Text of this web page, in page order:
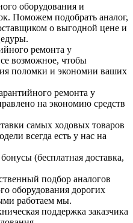
оборудования и
Поможем подобрать аналог,
о выгодной цене и
ремонта у
возможное, чтобы
поломки и экономии ваших
ремонта у
на экономию средств
самых ходовых товаров
всегда есть у нас на
(бесплатная доставка,
подбор аналогов
оборудования дорогих
работаем мы.
поддержка заказчика